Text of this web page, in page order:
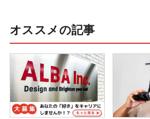
オススメの記事